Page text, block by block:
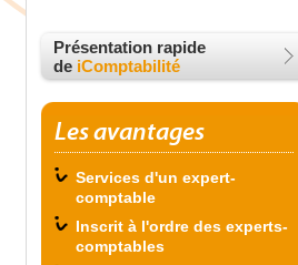
Présentation rapide
de iComptabilité
Les avantages
Services d'un expert-
comptable
Inscrit à l'ordre des experts-
comptables